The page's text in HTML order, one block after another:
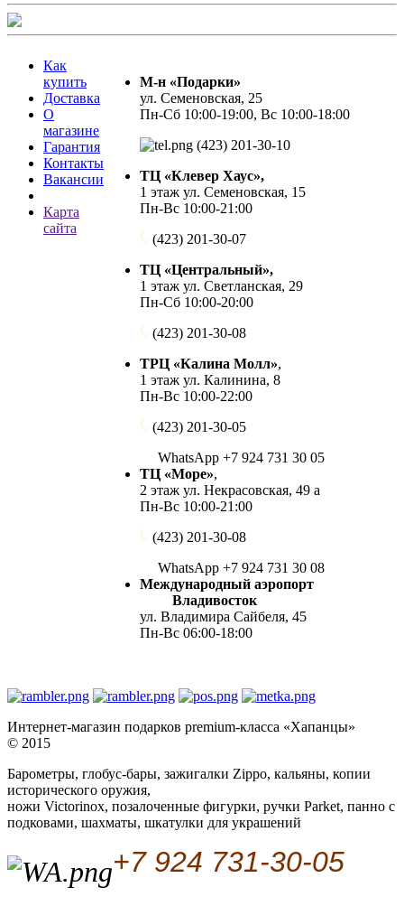
Как
купить
Доставка
О
магазине
Гарантия
Контакты
Вакансии
Карта
сайта
М-н «Подарки»
ул. Семеновская, 25
Пн-Сб 10:00-19:00, Вс 10:00-18:00
(423) 201-30-10
ТЦ «Клевер Хаус»,
1 этаж ул. Семеновская, 15
Пн-Вс 10:00-21:00
(423) 201-30-07
ТЦ «Центральный»,
1 этаж ул. Светланская, 29
Пн-Сб 10:00-20:00
(423) 201-30-08
ТРЦ «Калина Молл»,
1 этаж ул. Калинина, 8
Пн-Вс 10:00-22:00
(423) 201-30-05
WhatsApp +7 924 731 30 05
ТЦ «Море»,
2 этаж ул. Некрасовская, 49 а
Пн-Вс 10:00-21:00
(423) 201-30-08
WhatsApp +7 924 731 30 08
Международный аэропорт
Владивосток
ул. Владимира Сайбеля, 45
Пн-Вс 06:00-18:00
Интернет-магазин подарков premium-класса «Хапанцы»
© 2015
Барометры, глобус-бары, зажигалки Zippo, кальяны, копии
исторического оружия,
ножи Victorinox, позалоченные фигурки, ручки Parket, панно с
подковами, шахматы, шкатулки для украшений
+7 924 731-30-05